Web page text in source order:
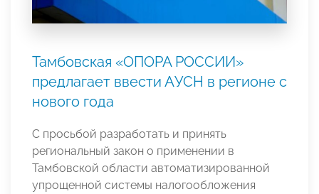
Тамбовская «ОПОРА РОССИИ»
предлагает ввести АУСН в регионе с
нового года
С просьбой разработать и принять
региональный закон о применении в
Тамбовской области автоматизированной
упрощенной системы налогообложения